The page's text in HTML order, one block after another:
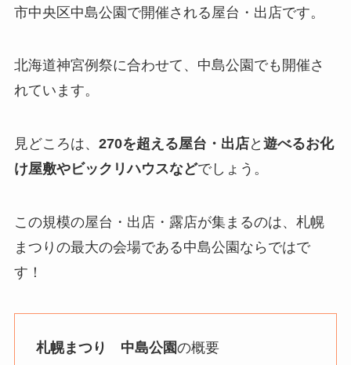
市中央区中島公園で開催される屋台・出店です。
北海道神宮例祭に合わせて、中島公園でも開催さ
れています。
見どころは、 270を超える屋台・出店と 遊べるお化
け屋敷やビックリハウスなどでしょう。
この規模の屋台・出店・露店が集まるのは、札幌
まつりの最大の会場である中島公園ならではで
す！
札幌まつり 中島公園の概要